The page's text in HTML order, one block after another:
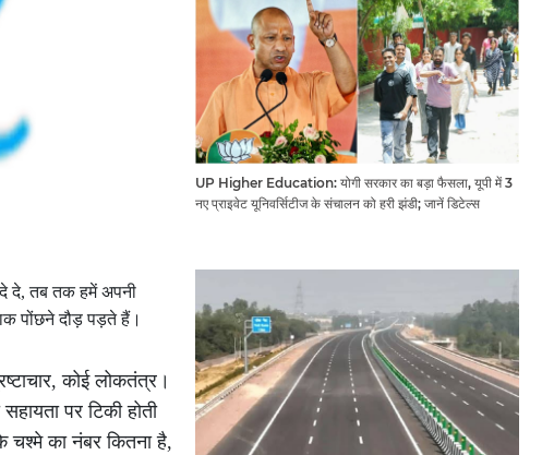
दे दे, तब तक हमें अपनी
पोंछने दौड़ पड़ते हैं।
कोई लोकतंत्र।
पर टिकी होती
का नंबर कितना है,
UP Higher Education: योगी सरकार का बड़ा फैसला, यूपी में 3
नए प्राइवेट यूनिवर्सिटीज के संचालन को हरी झंडी; जानें डिटेल्स